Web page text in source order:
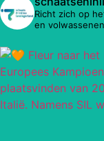
Richt zich op
en